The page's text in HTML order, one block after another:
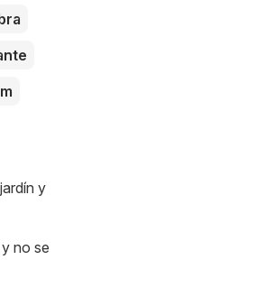
y
no se